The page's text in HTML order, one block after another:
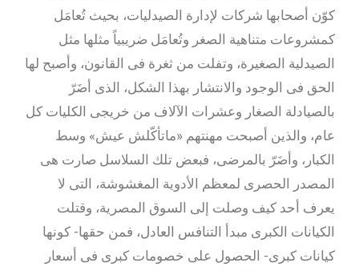
كوّن أصحابها شركات لإدارة الصيدليات، بحيث تُعامَل
كمشروعات متناهية الصغر وتُعامَل ضريبياً مثلها مثل
الصيدلية الصغيرة، وتفلت من ثغرة فى القانون، وأصبح لها
الحق فى الوجود والانتشار بهذا الشكل، الذى أضَرّ
بالصيادلة الصغار وعشرات الآلاف من خريجى الكليات كل
عام، والذين أصبحت مهنتهم «ماتأكّلش عيش» وسط
الكبار، وأضَرّ بالمرضى، فبعض تلك السلاسل صارت هى
المصدر الحصرى لمعظم الأدوية المغشوشة، التى لا
يعرف أحد كيف وصلت إلى السوق المصرية، وقتلت
الكيانات الكبرى مبدأ التنافس العادل، فمن حقها- كونها
كيانات كبرى- الحصول على خصومات كبرى فى أسعار